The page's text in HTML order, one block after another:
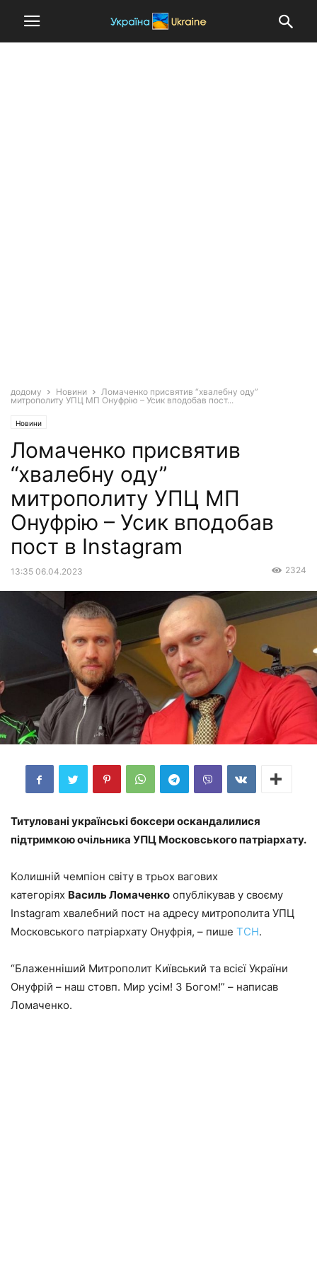
додому Новини
Ломаченко присвятив “хвалебну оду”
митрополиту УПЦ МП Онуфрію – Усик вподобав пост...
Новини
Ломаченко присвятив
“хвалебну оду”
митрополиту УПЦ МП
Онуфрію – Усик вподобав
пост в Instagram
13:35 06.04.2023 2324
Титуловані українські боксери оскандалилися
підтримкою очільника УПЦ Московського патріархату.
Колишній чемпіон світу в трьох вагових
категоріях Василь Ломаченко опублікував у своєму
Instagram хвалебний пост на адресу митрополита УПЦ
Московського патріархату Онуфрія, – пише ТСН.
“Блаженніший Митрополит Київський та всієї України
Онуфрій – наш стовп. Мир усім! З Богом!” – написав
Ломаченко.